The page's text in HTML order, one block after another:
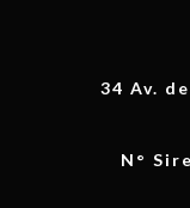
34 Av.
N°